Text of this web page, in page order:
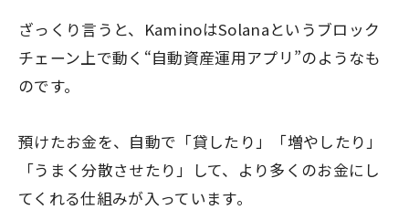
ざっくり言うと、KaminoはSolanaというブロック
チェーン上で動く“自動資産運用アプリ”のようなも
のです。
預けたお金を、自動で「貸したり」「増やしたり」
「うまく分散させたり」して、より多くのお金にし
てくれる仕組みが入っています。